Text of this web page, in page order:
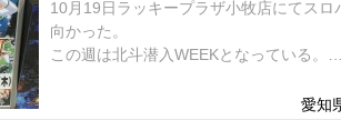
10月19日ラッキープラザ小牧店にてスロ
向かった。
この週は北斗潜入WEEKとなっている。
愛知